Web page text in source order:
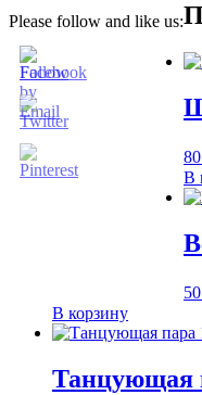
Please follow and like us:
80
В
50
В корзину
Танцующая